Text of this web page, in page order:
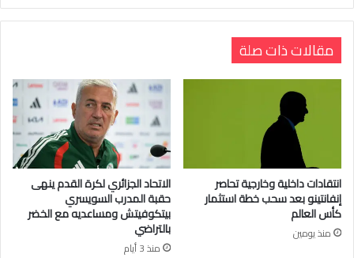
مقالات ذات صلة
انتقادات داخلية وخارجية تحاصر
إنفانتينو بعد سحب خطة استثمار
كأس العالم
منذ يومين
الاتحاد الجزائري لكرة القدم ينهى
حقبة المدرب السويسري
بيتكوفيتش ومساعديه مع الخضر
بالتراضي
منذ 3 أيام